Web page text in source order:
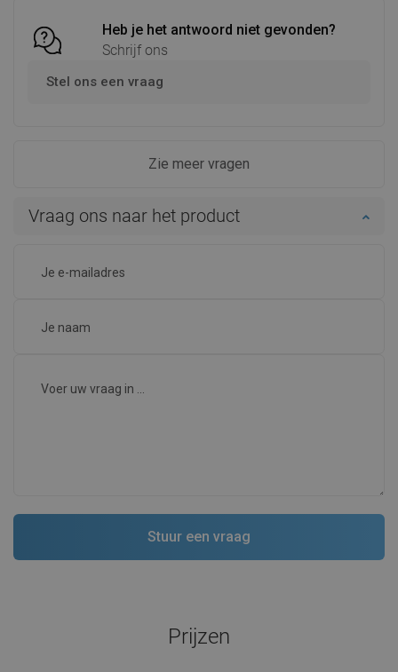
Heb je het antwoord niet gevonden?
Schrijf ons
Stel ons een vraag
Zie meer vragen
Vraag ons naar het product
Prijzen